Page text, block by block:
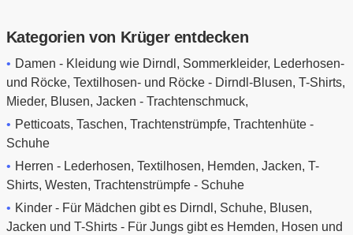
Kategorien von Krüger entdecken
Damen - Kleidung wie Dirndl, Sommerkleider, Lederhosen-
und Röcke, Textilhosen- und Röcke - Dirndl-Blusen, T-Shirts,
Mieder, Blusen, Jacken - Trachtenschmuck,
Petticoats, Taschen, Trachtenstrümpfe, Trachtenhüte -
Schuhe
Herren - Lederhosen, Textilhosen, Hemden, Jacken, T-
Shirts, Westen, Trachtenstrümpfe - Schuhe
Kinder - Für Mädchen gibt es Dirndl, Schuhe, Blusen,
Jacken und T-Shirts - Für Jungs gibt es Hemden, Hosen und